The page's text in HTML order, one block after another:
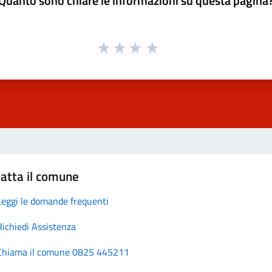
il comune
le domande frequenti
Assistenza
il comune 0825 445211